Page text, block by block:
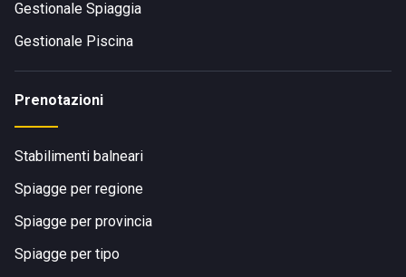
Gestionale Spiaggia
Gestionale Piscina
Prenotazioni
Stabilimenti balneari
Spiagge per regione
Spiagge per provincia
Spiagge per tipo